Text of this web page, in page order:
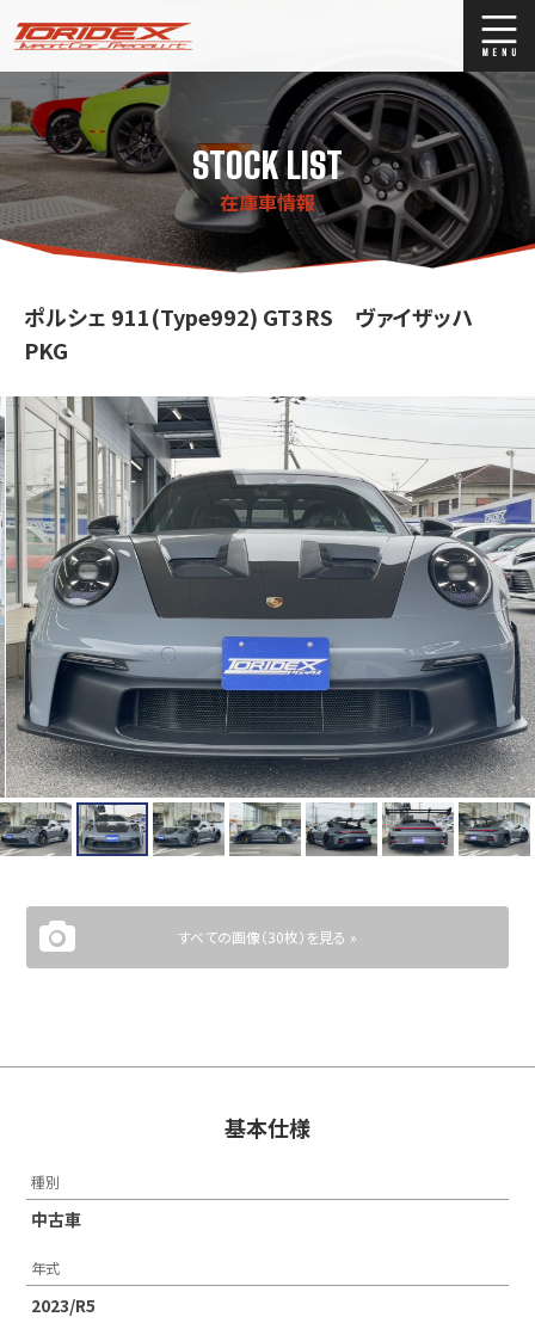
ブログ
Stock list
ストックリスト
買取
STOCK LIST
在庫車情報
ポルシェ 911(Type992) GT3RS ヴァイザッハ
PKG
すべての画像（30枚）を見る »
基本仕様
種別
中古車
年式
2023/R5